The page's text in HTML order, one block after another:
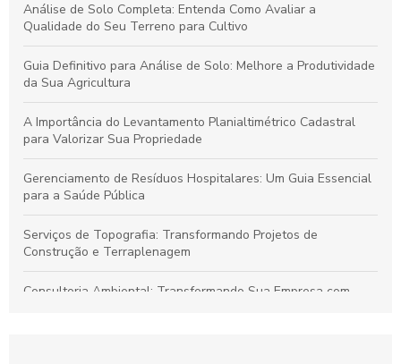
Análise de Solo Completa: Entenda Como Avaliar a
Qualidade do Seu Terreno para Cultivo
Guia Definitivo para Análise de Solo: Melhore a Produtividade
da Sua Agricultura
A Importância do Levantamento Planialtimétrico Cadastral
para Valorizar Sua Propriedade
Gerenciamento de Resíduos Hospitalares: Um Guia Essencial
para a Saúde Pública
Serviços de Topografia: Transformando Projetos de
Construção e Terraplenagem
Consultoria Ambiental: Transformando Sua Empresa com